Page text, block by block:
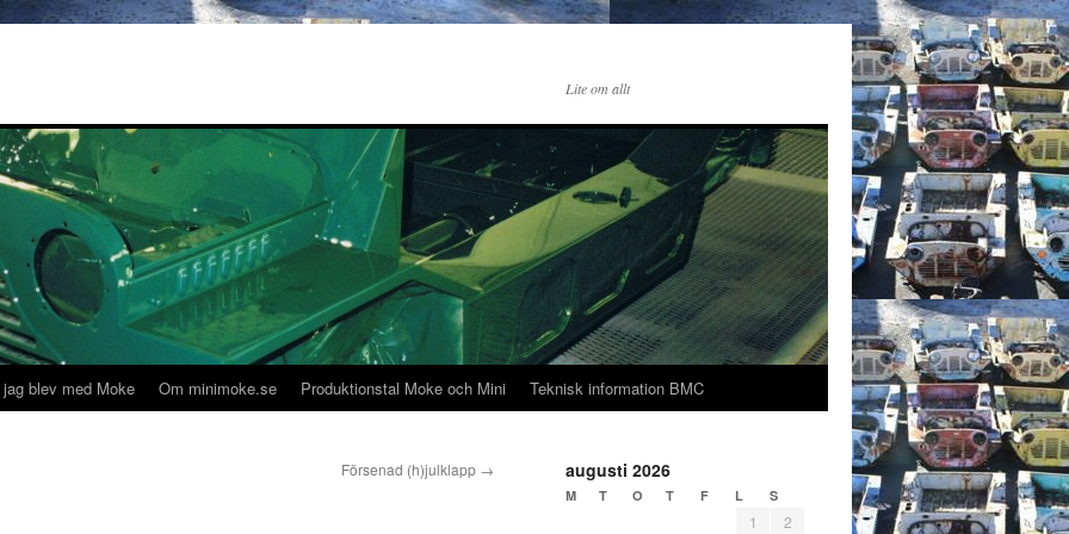
Lite om allt
jag blev med Moke Om minimoke.se Produktionstal Moke och Mini Teknisk information BMC
Försenad (h)julklapp → augusti 2026
M T O T F L S
1
2